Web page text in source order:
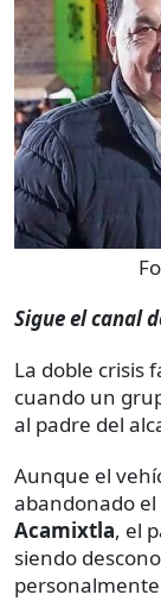
Sigue el canal
La doble crisis
cuando un
al padre del
Aunque el
abandonado
Acamixtla, el
siendo